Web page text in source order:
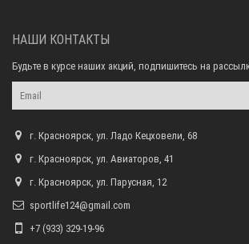
НАШИ КОНТАКТЫ
Будьте в курсе наших акций, подпишитесь на
г. Красноярск, ул. Ладо Кецховели, 68
г. Красноярск, ул. Авиаторов, 41
г. Красноярск, ул. Парусная, 12
sportlife124@gmail.com
+7 (933) 329-19-96